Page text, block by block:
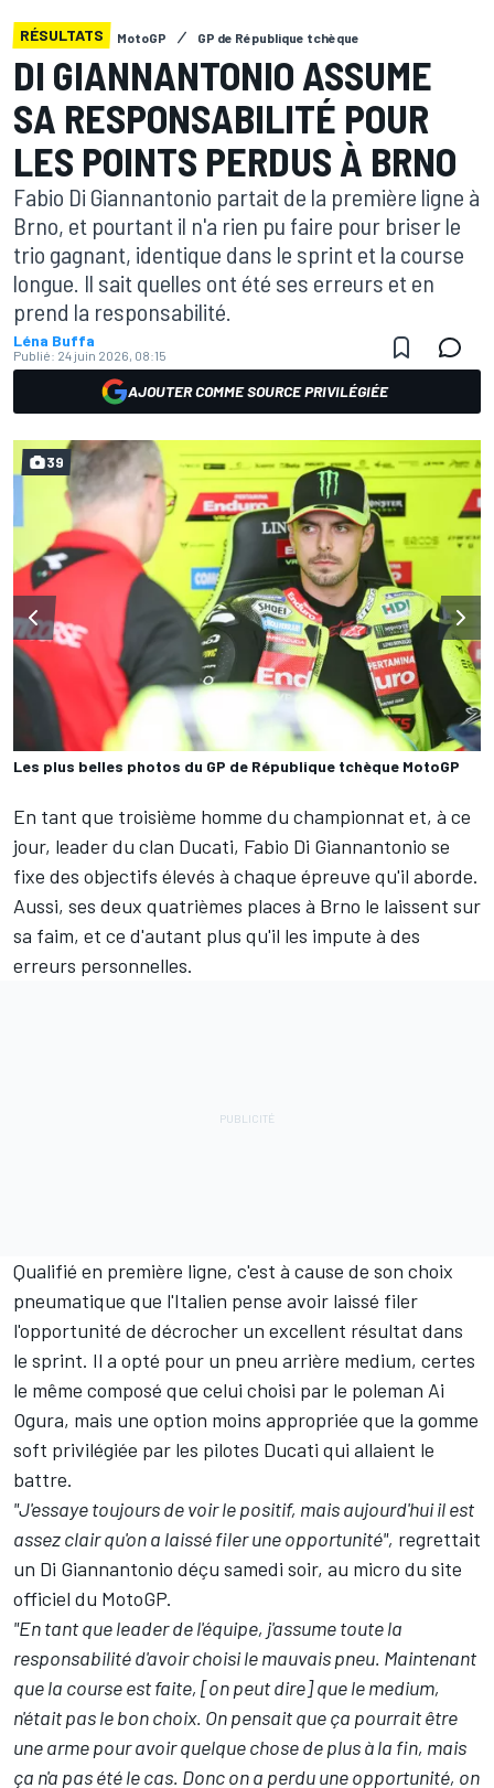
RÉSULTATS MotoGP GP de République tchèque
DI GIANNANTONIO ASSUME
SA RESPONSABILITÉ POUR
LES POINTS PERDUS À BRNO
Fabio Di Giannantonio partait de la première ligne à
Brno, et pourtant il n'a rien pu faire pour briser le
trio gagnant, identique dans le sprint et la course
longue. Il sait quelles ont été ses erreurs et en
prend la responsabilité.
Léna Buffa
Publié: 24 juin 2026, 08:15
AJOUTER COMME SOURCE PRIVILÉGIÉE
Les plus belles photos du GP de République tchèque MotoGP
39
En tant que troisième homme du championnat et, à ce
jour, leader du clan Ducati, Fabio Di Giannantonio se
fixe des objectifs élevés à chaque épreuve qu'il aborde.
Aussi, ses deux quatrièmes places à Brno le laissent sur
sa faim, et ce d'autant plus qu'il les impute à des
erreurs personnelles.
Qualifié en première ligne, c'est à cause de son choix
pneumatique que l'Italien pense avoir laissé filer
l'opportunité de décrocher un excellent résultat dans
le sprint. Il a opté pour un pneu arrière medium, certes
le même composé que celui choisi par le poleman Ai
Ogura, mais une option moins appropriée que la gomme
soft privilégiée par les pilotes Ducati qui allaient le
battre.
"J'essaye toujours de voir le positif, mais aujourd'hui il est
assez clair qu'on a laissé filer une opportunité", regrettait
un Di Giannantonio déçu samedi soir, au micro du site
officiel du MotoGP.
"En tant que leader de l'équipe, j'assume toute la
responsabilité d'avoir choisi le mauvais pneu. Maintenant
que la course est faite, [on peut dire] que le medium,
n'était pas le bon choix. On pensait que ça pourrait être
une arme pour avoir quelque chose de plus à la fin, mais
ça n'a pas été le cas. Donc on a perdu une opportunité, on